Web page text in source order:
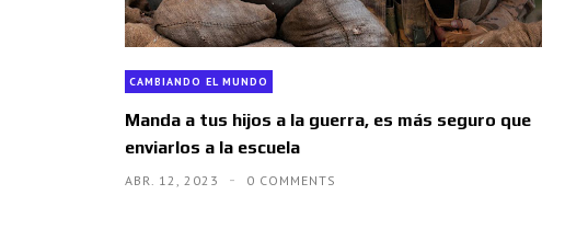
CAMBIANDO EL MUNDO
Manda a tus hijos a la guerra, es más seguro que
enviarlos a la escuela
ABR. 12, 2023 0 COMMENTS